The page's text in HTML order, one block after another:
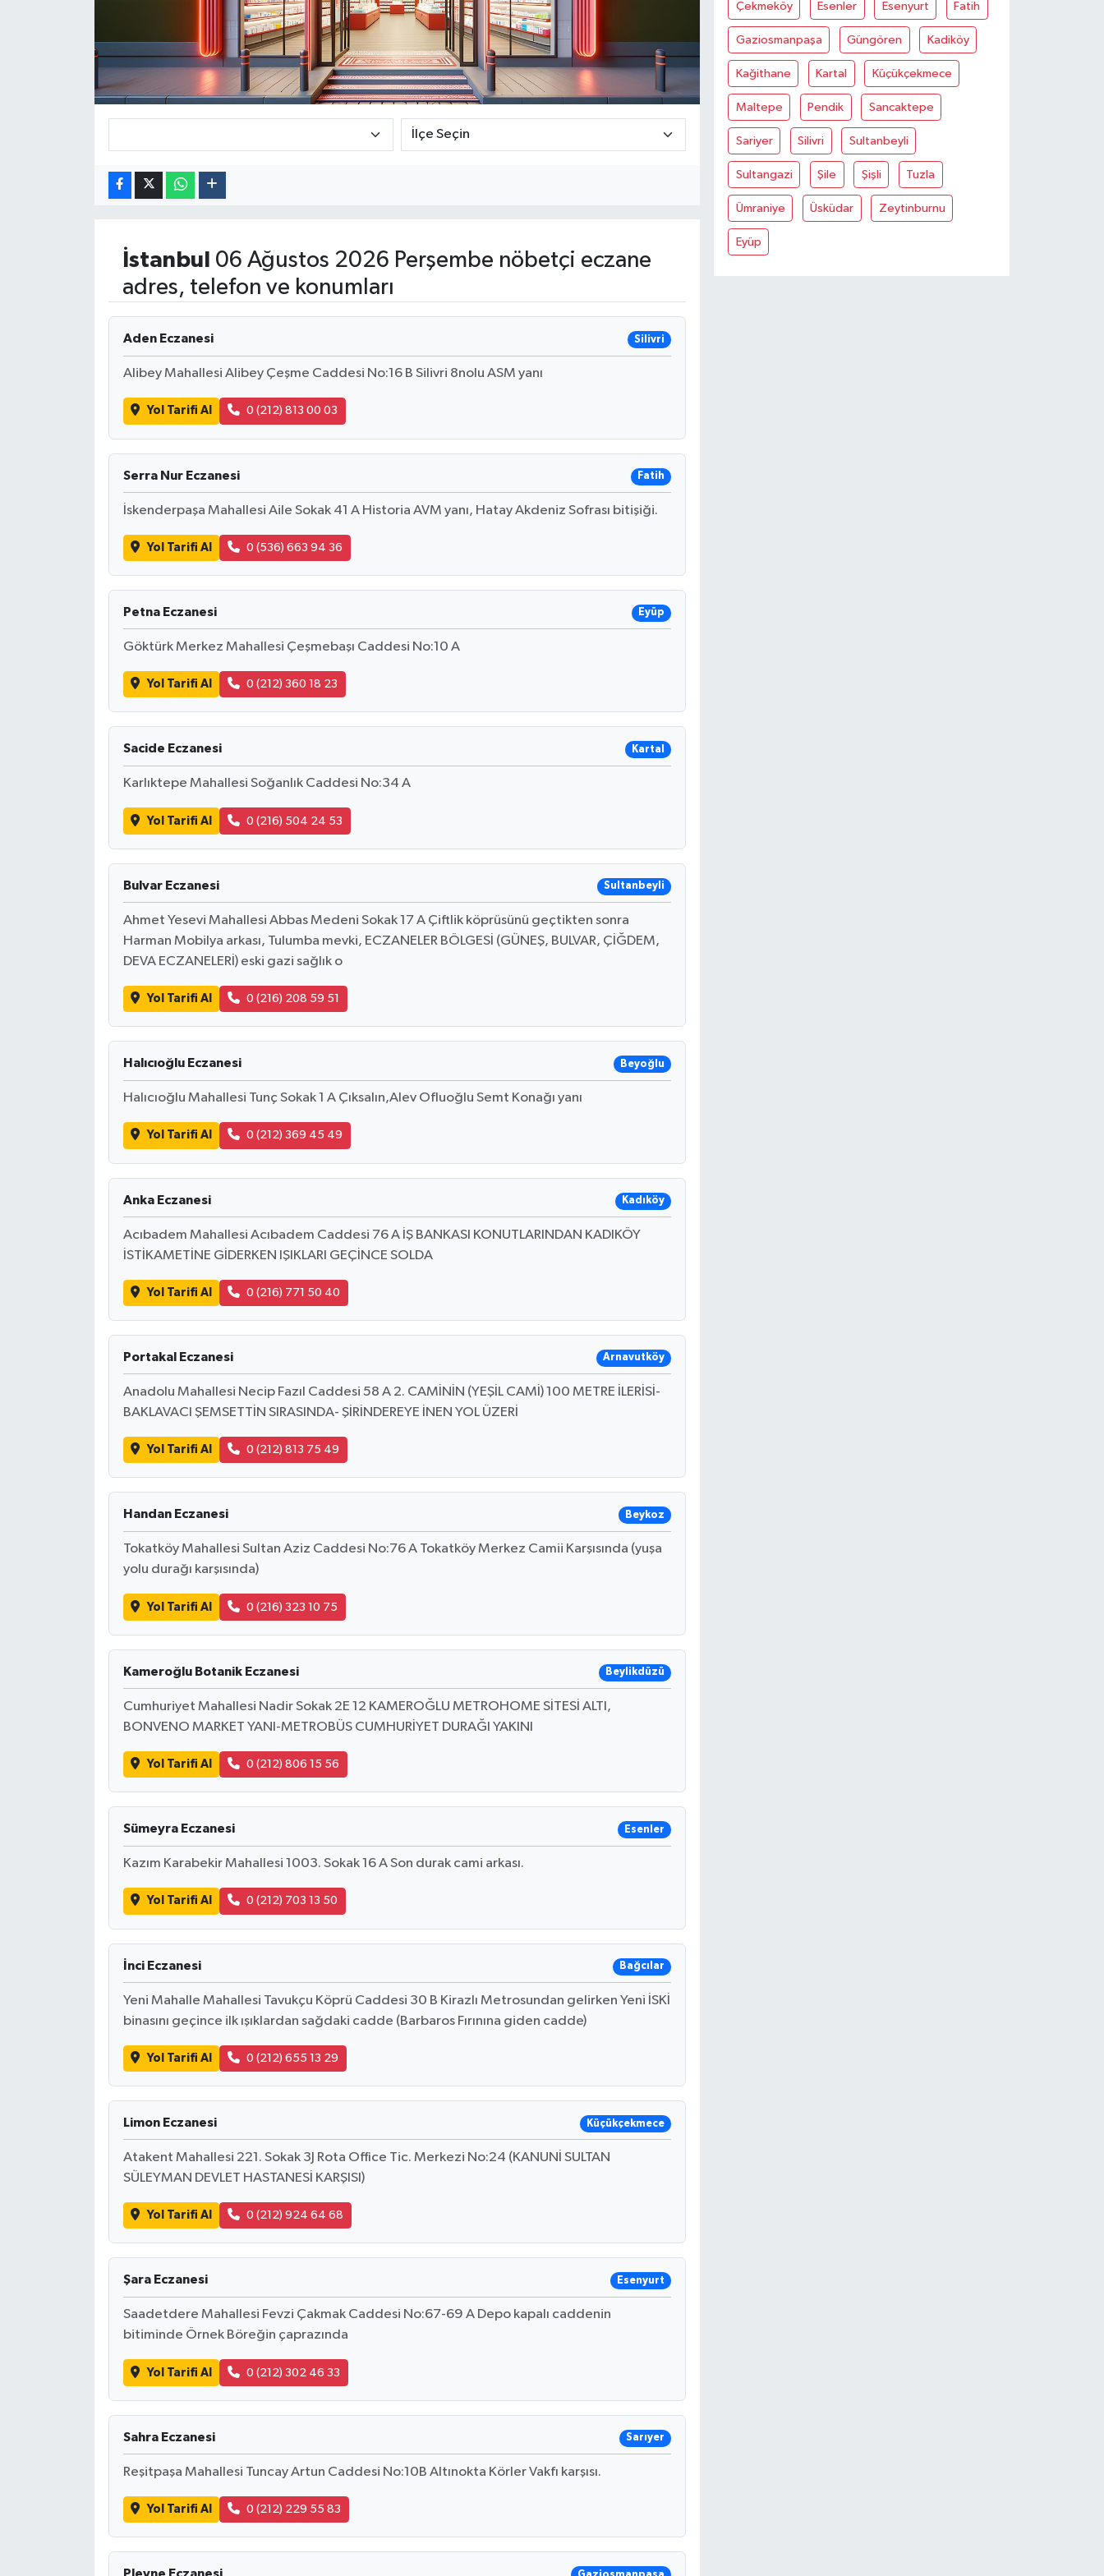
İstanbul 06 Ağustos 2026 Perşembe nöbetçi eczane
adres, telefon ve konumları
Aden Eczanesi Silivri
Alibey Mahallesi Alibey Çeşme Caddesi No:16 B Silivri 8nolu ASM yanı
Yol Tarifi Al 0 (212) 813 00 03
Serra Nur Eczanesi Fatih
İskenderpaşa Mahallesi Aile Sokak 41 A Historia AVM yanı, Hatay Akdeniz Sofrası bitişiği.
Yol Tarifi Al 0 (536) 663 94 36
Petna Eczanesi Eyüp
Göktürk Merkez Mahallesi Çeşmebaşı Caddesi No:10 A
Yol Tarifi Al 0 (212) 360 18 23
Sacide Eczanesi Kartal
Karlıktepe Mahallesi Soğanlık Caddesi No:34 A
Yol Tarifi Al 0 (216) 504 24 53
Bulvar Eczanesi Sultanbeyli
Ahmet Yesevi Mahallesi Abbas Medeni Sokak 17 A Çiftlik köprüsünü geçtikten sonra
Harman Mobilya arkası, Tulumba mevki, ECZANELER BÖLGESİ (GÜNEŞ, BULVAR, ÇİĞDEM,
DEVA ECZANELERİ) eski gazi sağlık o
Yol Tarifi Al 0 (216) 208 59 51
Halıcıoğlu Eczanesi Beyoğlu
Halıcıoğlu Mahallesi Tunç Sokak 1 A Çıksalın,Alev Ofluoğlu Semt Konağı yanı
Yol Tarifi Al 0 (212) 369 45 49
Anka Eczanesi Kadıköy
Acıbadem Mahallesi Acıbadem Caddesi 76 A İŞ BANKASI KONUTLARINDAN KADIKÖY
İSTİKAMETİNE GİDERKEN IŞIKLARI GEÇİNCE SOLDA
Yol Tarifi Al 0 (216) 771 50 40
Portakal Eczanesi Arnavutköy
Anadolu Mahallesi Necip Fazıl Caddesi 58 A 2. CAMİNİN (YEŞİL CAMİ) 100 METRE İLERİSİ-
BAKLAVACI ŞEMSETTİN SIRASINDA- ŞİRİNDEREYE İNEN YOL ÜZERİ
Yol Tarifi Al 0 (212) 813 75 49
Handan Eczanesi Beykoz
Tokatköy Mahallesi Sultan Aziz Caddesi No:76 A Tokatköy Merkez Camii Karşısında (yuşa
yolu durağı karşısında)
Yol Tarifi Al 0 (216) 323 10 75
Kameroğlu Botanik Eczanesi Beylikdüzü
Cumhuriyet Mahallesi Nadir Sokak 2E 12 KAMEROĞLU METROHOME SİTESİ ALTI,
BONVENO MARKET YANI-METROBÜS CUMHURİYET DURAĞI YAKINI
Yol Tarifi Al 0 (212) 806 15 56
Sümeyra Eczanesi Esenler
Kazım Karabekir Mahallesi 1003. Sokak 16 A Son durak cami arkası.
Yol Tarifi Al 0 (212) 703 13 50
İnci Eczanesi Bağcılar
Yeni Mahalle Mahallesi Tavukçu Köprü Caddesi 30 B Kirazlı Metrosundan gelirken Yeni İSKİ
binasını geçince ilk ışıklardan sağdaki cadde (Barbaros Fırınına giden cadde)
Yol Tarifi Al 0 (212) 655 13 29
Limon Eczanesi Küçükçekmece
Atakent Mahallesi 221. Sokak 3J Rota Office Tic. Merkezi No:24 (KANUNİ SULTAN
SÜLEYMAN DEVLET HASTANESİ KARŞISI)
Yol Tarifi Al 0 (212) 924 64 68
Şara Eczanesi Esenyurt
Saadetdere Mahallesi Fevzi Çakmak Caddesi No:67-69 A Depo kapalı caddenin
bitiminde Örnek Böreğin çaprazında
Yol Tarifi Al 0 (212) 302 46 33
Sahra Eczanesi Sarıyer
Reşitpaşa Mahallesi Tuncay Artun Caddesi No:10B Altınokta Körler Vakfı karşısı.
Yol Tarifi Al 0 (212) 229 55 83
Çekmeköy Esenler Esenyurt Fatih
Gaziosmanpaşa Güngören Kadiköy
Kağithane Kartal Küçükçekmece
Maltepe Pendik Sancaktepe
Sariyer Silivri Sultanbeyli
Sultangazi Şile Şişli Tuzla
Ümraniye Üsküdar Zeytinburnu
Eyüp
Foto Galeri
Kültür Sanat
Rüya Tabirleri
Video Galeri